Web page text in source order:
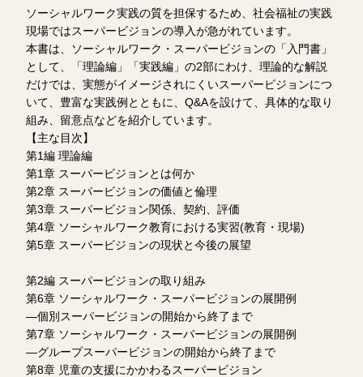
ソーシャルワーク実践の質を担保するため、社会福祉の実践
現場ではスーパービジョンの導入が急がれています。
本書は、ソーシャルワーク・スーパービジョンの「入門書」
として、「理論編」「実践編」の2部にわけ、理論的な解説
だけでは、実態がイメージされにくいスーパービジョンにつ
いて、豊富な実践例とともに、Q&Aを設けて、具体的な取り
組み、留意点などを紹介しています。
【主な目次】
第1編 理論編
第1章 スーパービジョンとは何か
第2章 スーパービジョンの価値と倫理
第3章 スーパービジョン関係、契約、評価
第4章 ソーシャルワーク教育における実習(教育・現場)
第5章 スーパービジョンの現状と今後の展望
第2編 スーパービジョンの取り組み
第6章 ソーシャルワーク・スーパービジョンの展開例
―個別スーパービジョンの開始から終了まで
第7章 ソーシャルワーク・スーパービジョンの展開例
―グループスーパービジョンの開始から終了まで
第8章 児童の支援にかかわるスーパービジョン